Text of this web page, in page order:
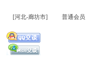
[河北-廊坊市] 普通会员